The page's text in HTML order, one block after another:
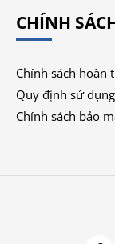
CHÍNH
Chính sách hoàn
Quy định sử
Chính sách bảo